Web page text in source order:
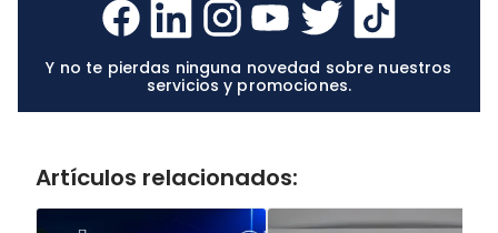
Y no te pierdas ninguna novedad sobre nuestros
servicios y promociones.
Artículos relacionados: